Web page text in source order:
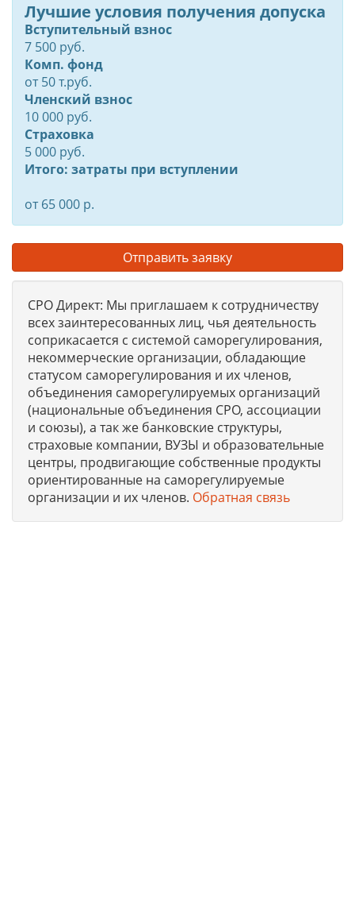
Лучшие условия получения допуска
Вступительный взнос
7 500 руб.
Комп. фонд
от50т.руб.
Членский взнос
10 000 руб.
Страховка
5 000 руб.
Итого: затраты при вступлении
от 65 000 р.
Отправить заявку
СРО Директ: Мы приглашаем к сотрудничеству
всех заинтересованных лиц, чья деятельность
соприкасается с системой саморегулирования,
некоммерческие организации, обладающие
статусом саморегулирования и их членов,
объединения саморегулируемых организаций
(национальные объединения СРО, ассоциации
и союзы), а так же банковские структуры,
страховые компании, ВУЗЫ и образовательные
центры, продвигающие собственные продукты
ориентированные на саморегулируемые
организации и их членов. Обратная связь